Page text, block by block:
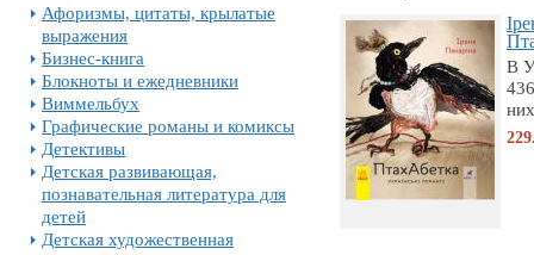
Афоризмы, цитаты, крылатые
выражения
Бизнес-книга
Блокноты и ежедневники
Виммельбух
Графические романы и комиксы
Детективы
Детская развивающая,
познавательная литература для
детей
Детская художественная
В